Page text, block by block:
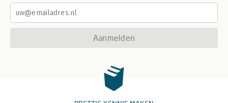
Aanmelden